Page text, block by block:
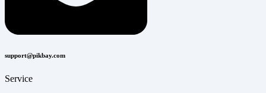
support@pikbay.com
Service